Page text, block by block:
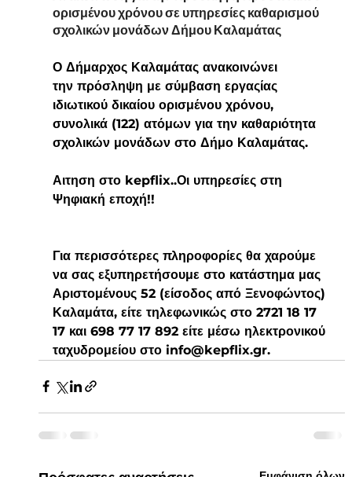
ορισμένου χρόνου σε υπηρεσίες καθαρισμού
σχολικών μονάδων Δήμου Καλαμάτας
Ο Δήμαρχος Καλαμάτας ανακοινώνει
την πρόσληψη με σύμβαση εργαςίας
ιδιωτικού δικαίου ορισμένου χρόνου,
συνολικά (122) ατόμων για την καθαριότητα
σχολικών μονάδων στο Δήμο Καλαμάτας.
Αιτηση στο kepflix..Οι υπηρεσίες στη
Ψηφιακή εποχή!!
Για περισσότερες πληροφορίες θα χαρούμε
να σας εξυπηρετήσουμε στο κατάστημα μας
Αριστομένους 52 (είσοδος από Ξενοφώντος)
Καλαμάτα, είτε τηλεφωνικώς στο 2721 18 17
17 και 698 77 17 892 είτε μέσω ηλεκτρονικού
ταχυδρομείου στο info@kepflix.gr.